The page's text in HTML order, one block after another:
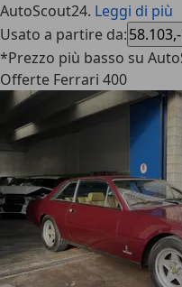
AutoScout24. Leggi di più
Usato a partire da:
*Prezzo più basso su
Offerte Ferrari 400